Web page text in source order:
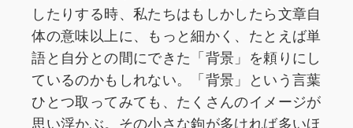
したりする時、私たちはもしかしたら文章自
体の意味以上に、もっと細かく、たとえば単
語と自分との間にできた「背景」を頼りにし
ているのかもしれない。「背景」という言葉
ひとつ取ってみても、たくさんのイメージが
思い浮かぶ。その小さな鉤が多ければ多いほ